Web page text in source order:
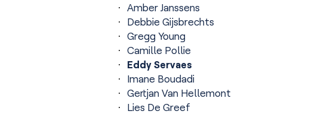
Amber Janssens
Debbie Gijsbrechts
Gregg Young
Camille Pollie
Eddy Servaes
Imane Boudadi
Gertjan Van Hellemont
Lies De Greef